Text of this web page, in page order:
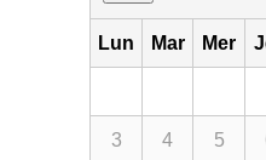
Lun Mar Mer
3 4 5